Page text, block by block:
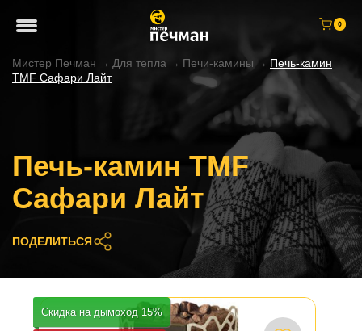
0
Мистер Печман → Для тепла → Печи-камины → Печь-камин
TMF Сафари Лайт
Печь-камин TMF
Сафари Лайт
ПОДЕЛИТЬСЯ
Скидка на дымоход 15%